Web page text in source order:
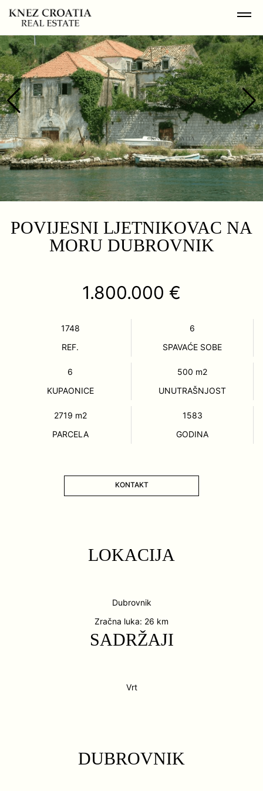
POVIJESNI LJETNIKOVAC NA
MORU DUBROVNIK
1.800.000 €
1748
REF.
6
SPAVAĆE SOBE
6
KUPAONICE
500 m2
UNUTRAŠNJOST
2719 m2
PARCELA
1583
GODINA
KONTAKT
LOKACIJA
Dubrovnik
Zračna luka: 26 km
SADRŽAJI
Vrt
DUBROVNIK